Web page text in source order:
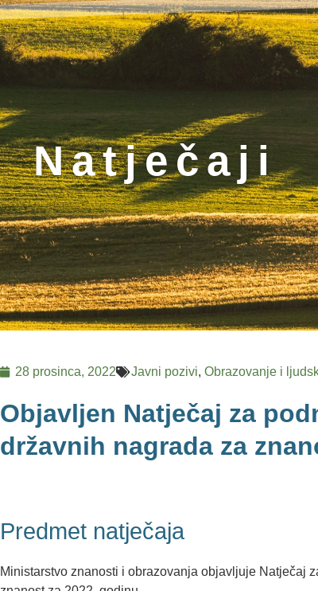
Natječaji
28 prosinca, 2022 Javni pozivi,Obrazovanje i
Objavljen Natječaj za
državnih nagrada za
Predmet natječaja
Ministarstvo znanosti i obrazovanja objavljuje Natječaj